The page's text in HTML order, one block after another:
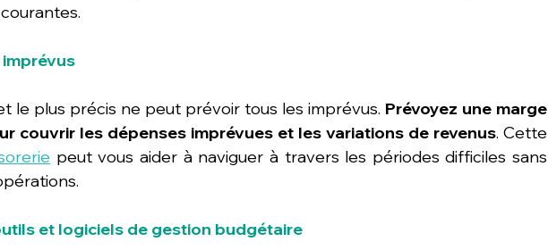
imprévus
le plus précis ne peut prévoir tous les imprévus. Prévoyez une marge
couvrir les dépenses imprévues et les variations de revenus
peut vous aider à naviguer à travers les périodes difficiles sans
et logiciels de gestion budgétaire